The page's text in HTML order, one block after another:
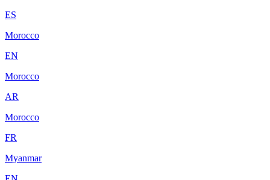
ES
Morocco
EN
Morocco
AR
Morocco
FR
Myanmar